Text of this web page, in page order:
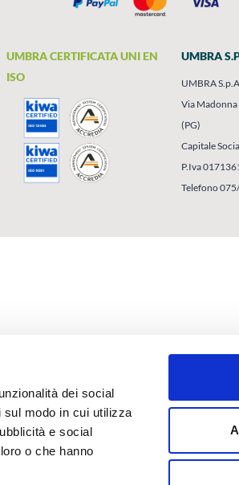
dei social
modo in cui utilizza
e social
o che hanno
UMBRA CERTIFICATA UNI EN
ISO
UMBRA
UMBRA
Via
(PG)
Capitale
P.Iva
Telefono